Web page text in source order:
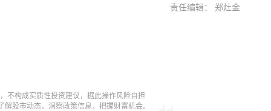
责任编辑： 郑灶金
不构成实质性投资建议，据此操作风险自担
股市动态，洞察政策信息，把握财富机会。